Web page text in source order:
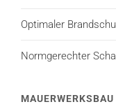
Optimaler
Normgerechter
MAUERWERKSBAU